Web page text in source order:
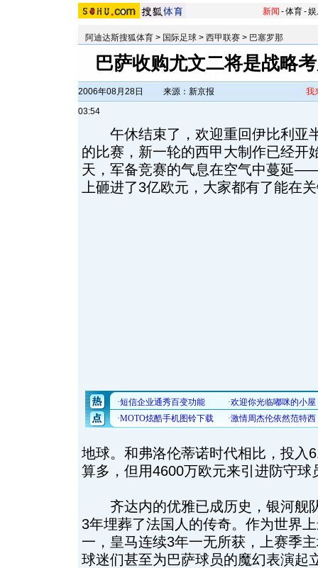
新闻 -体育-
阿迪达斯搜狐体育 > 国际足球 > 西甲联赛 > 巴塞罗那
巴萨收购尤文二将是战略
2006年08月28日
03:54
来源：新京报 我
午休结束了，欢迎重回伊比利亚
的比赛，新一轮的西甲大制作已经开
天，军备竞赛的气息在空气中蔓延
上砸进了3亿欧元，大家都有了能在
地球。和弗洛伦蒂诺时代相比，投入
算多，但用4600万欧元来引进防守
齐达内的优雅已成历史，银河舰
3年埋葬了法国人的传奇。作为世界
一，皇马连续3年一无所获，上赛季
球迷们甚至为巴萨球员的魔幻表演起